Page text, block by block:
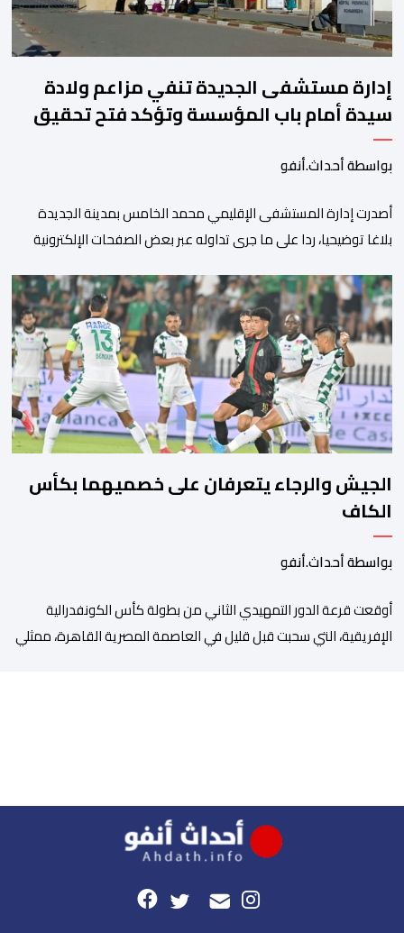
إدارة مستشفى الجديدة تنفي مزاعم ولادة
سيدة أمام باب المؤسسة وتؤكد فتح تحقيق
بواسطة أحداث.أنفو
أصدرت إدارة المستشفى الإقليمي محمد الخامس بمدينة الجديدة
بلاغا توضيحيا، ردا على ما جرى تداوله عبر بعض الصفحات الإلكترونية
مولودها أمام الباب الرئيسي للمستشفى بسبب رفض استقبالها أو
التكفل بها. وأكدت إدارة المستشفى أن السيدة المعنية حضرت إلى
مصلحة الولادة، حيث تم استقبالها وتسجيلها وإخضاعها […]
الجيش والرجاء يتعرفان على خصميهما بكأس
الكاف
بواسطة أحداث.أنفو
أوقعت قرعة الدور التمهيدي الثاني من بطولة كأس الكونفدرالية
الإفريقية، التي سحبت قبل قليل في العاصمة المصرية القاهرة، ممثلي